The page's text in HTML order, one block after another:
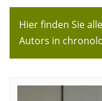
Hier finden Sie
Autors in